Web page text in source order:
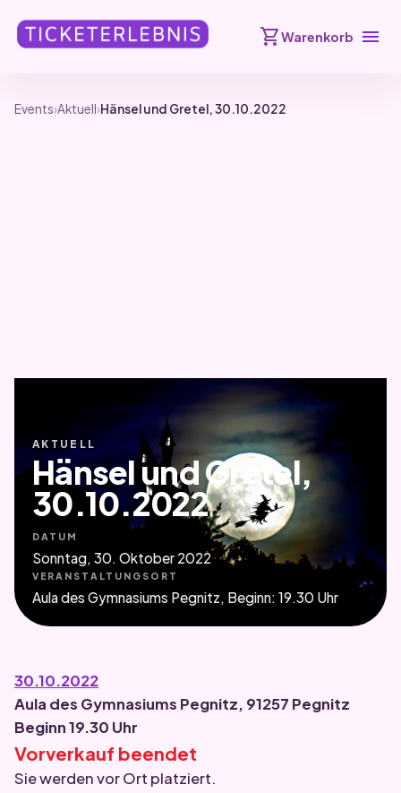
shopping_cartWarenkorb menu
Events›Aktuell›Hänsel und Gretel, 30.10.2022
AKTUELL
Hänsel und Gretel,
30.10.2022
DATUM
Sonntag, 30. Oktober 2022
VERANSTALTUNGSORT
Aula des Gymnasiums Pegnitz, Beginn: 19.30 Uhr
30.10.2022
Aula des Gymnasiums Pegnitz, 91257 Pegnitz
Beginn 19.30 Uhr
Vorverkauf beendet
Sie werden vor Ort platziert.